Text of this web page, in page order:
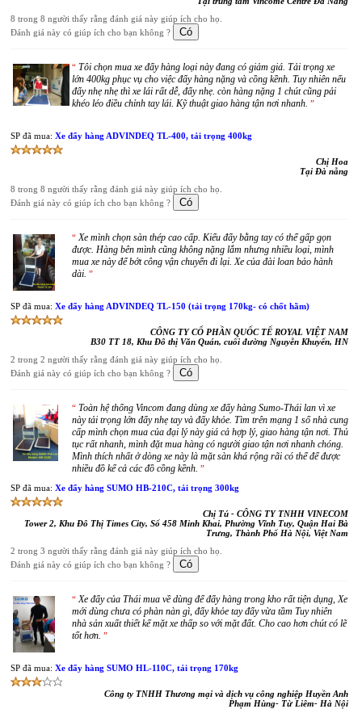
8 trong 8 người thấy rằng đánh giá này giúp ích cho họ.
Đánh giá này có giúp ích cho bạn không ?
“ Tôi chọn mua xe đẩy hàng loại này đang có giảm giá. Tải trọng xe
lớn 400kg phục vụ cho việc đẩy hàng nặng và cồng kềnh. Tuy nhiên nếu
đẩy nhẹ nhẹ thì xe lái rất dễ, đẩy nhẹ. còn hàng nặng 1 chút cũng pải
khéo léo điều chỉnh tay lái. Kỹ thuật giao hàng tận nơi nhanh. ”
SP đã mua: Xe đẩy hàng ADVINDEQ TL-400, tải trọng 400kg
Chị Hoa
Tại Đà nẵng
8 trong 8 người thấy rằng đánh giá này giúp ích cho họ.
Đánh giá này có giúp ích cho bạn không ?
“ Xe mình chọn sàn thép cao cấp. Kiểu đẩy bằng tay có thể gấp gọn
được. Hàng bên mình cũng không nặng lắm nhưng nhiều loại, mình
mua xe này để bớt công vận chuyển đi lại. Xe của đài loan bảo hành
dài. ”
SP đã mua: Xe đẩy hàng ADVINDEQ TL-150 (tải trọng 170kg- có chốt hãm)
CÔNG TY CỔ PHẦN QUỐC TẾ ROYAL VIỆT NAM
B30 TT 18, Khu Đô thị Văn Quán, cuối đường Nguyễn Khuyến, HN
2 trong 2 người thấy rằng đánh giá này giúp ích cho họ.
Đánh giá này có giúp ích cho bạn không ?
“ Toàn hệ thống Vincom đang dùng xe đẩy hàng Sumo-Thái lan vì xe
này tải trọng lớn đẩy nhẹ tay và đẩy khỏe. Tìm trên mạng 1 số nhà cung
cấp mình chọn mua của đại lý này giá cả hợp lý, giao hàng tận nơi. Thủ
tục rất nhanh, mình đặt mua hàng có người giao tận nơi nhanh chóng.
Mình thích nhất ở dòng xe này là mặt sàn khá rộng rãi có thể để được
nhiều đồ kể cả các đồ cồng kềnh. ”
SP đã mua: Xe đẩy hàng SUMO HB-210C, tải trọng 300kg
Chị Tú - CÔNG TY TNHH VINECOM
Tower 2, Khu Đô Thị Times City, Số 458 Minh Khai, Phường Vĩnh Tuy, Quận Hai Bà
Trưng, Thành Phố Hà Nội, Việt Nam
2 trong 3 người thấy rằng đánh giá này giúp ích cho họ.
Đánh giá này có giúp ích cho bạn không ?
“ Xe đẩy của Thái mua về dùng để đẩy hàng trong kho rất tiện dụng, Xe
mới dùng chưa có phàn nàn gì, đẩy khỏe tay đẩy vừa tầm Tuy nhiên
nhà sản xuất thiết kế mặt xe thấp so với mặt đất. Cho cao hơn chút có lẽ
tốt hơn. ”
SP đã mua: Xe đẩy hàng SUMO HL-110C, tải trọng 170kg
Công ty TNHH Thương mại và dịch vụ công nghiệp Huyền Anh
Phạm Hùng- Từ Liêm- Hà Nội